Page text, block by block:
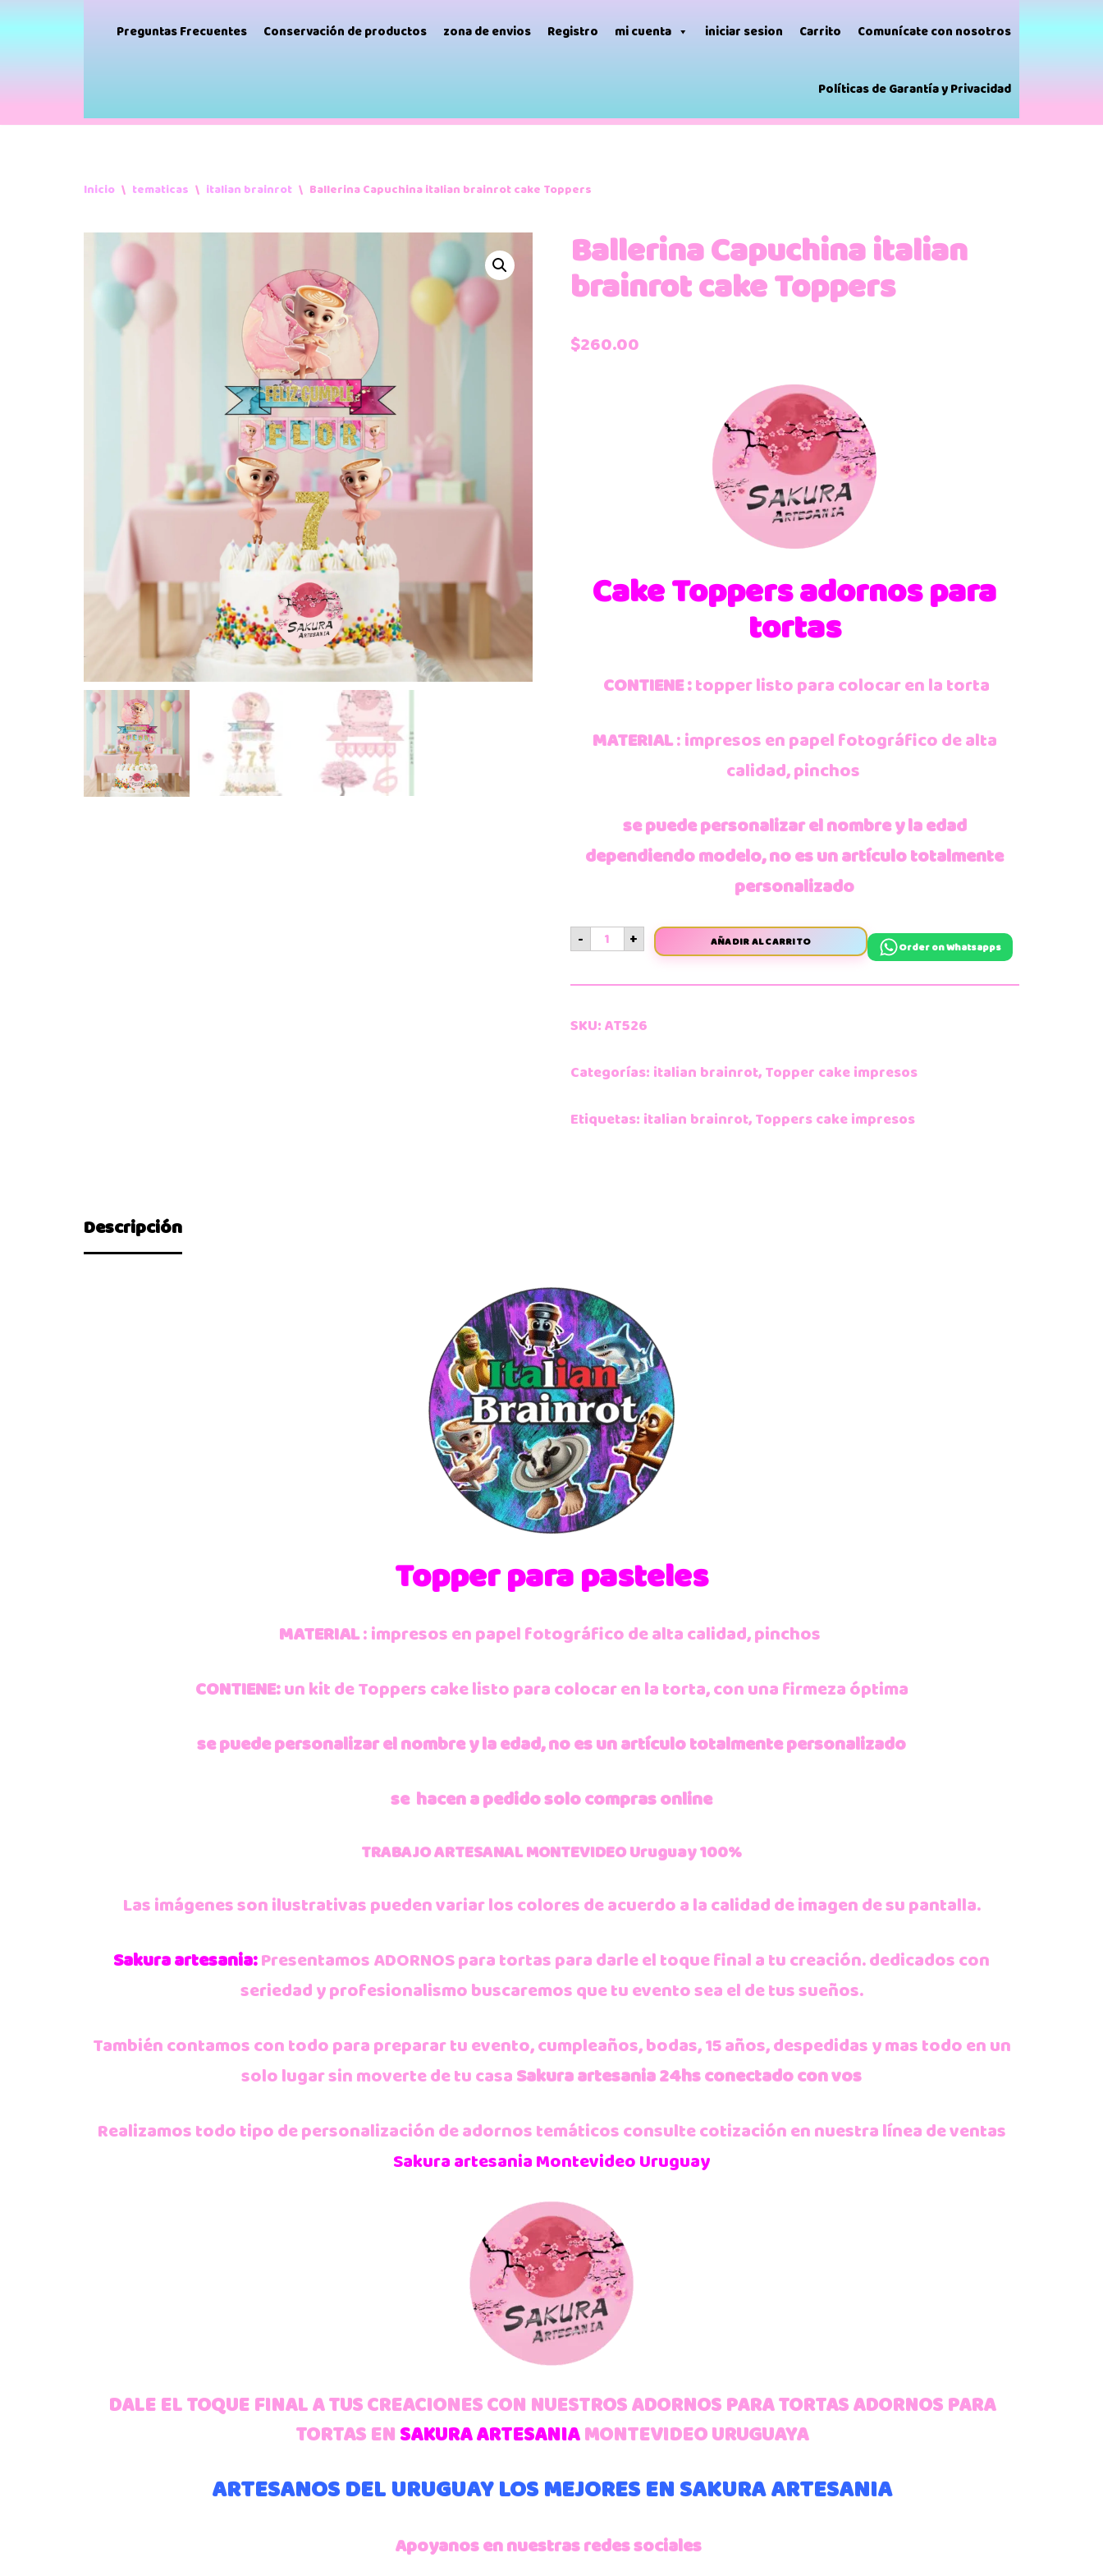
Preguntas Frecuentes Conservación de productos zona de envios Registro mi cuenta iniciar sesion Carrito Comunícate con nosotros
Políticas de Garantía y Privacidad
Inicio \ tematicas \ italian brainrot \ Ballerina Capuchina italian brainrot cake Toppers
Ballerina Capuchina italian
brainrot cake Toppers
$260.00
Cake Toppersadornos para
tortas
CONTIENE :topper listo para colocar en la torta
MATERIAL: impresos en papel fotográfico de alta
calidad, pinchos
se puede personalizar el nombre y la edad
dependiendo modelo, no es un artículo totalmente
personalizado
- + AÑADIR AL CARRITO Order on Whatsapps
SKU:AT526
Categorías: italian brainrot,Topper cake impresos
Etiquetas: italian brainrot,Toppers cake impresos
Descripción
Topper para pasteles
MATERIAL: impresos en papel fotográfico de alta calidad, pinchos
CONTIENE:un kit de Toppers cake listo para colocar en la torta, con una firmeza óptima
se puede personalizar el nombre y la edad, no es un artículo totalmente personalizado
se hacen a pedido solo compras online
TRABAJO ARTESANAL MONTEVIDEO Uruguay 100%
Las imágenes son ilustrativas pueden variar los colores de acuerdo a la calidad de imagen de su pantalla.
Sakura artesania:Presentamos ADORNOS para tortas para darle el toque final a tu creación.dedicados con
seriedad y profesionalismobuscaremos que tu evento sea el de tus sueños.
También contamos con todo para preparar tu evento, cumpleaños, bodas, 15 años, despedidas y mas todo en un
solo lugar sin moverte de tu casaSakura artesania 24hs conectado con vos
Realizamos todo tipo de personalización de adornos temáticos consulte cotización en nuestra línea de ventas
Sakura artesania Montevideo Uruguay
DALE EL TOQUE FINAL A TUS CREACIONES CON NUESTROS ADORNOS PARA TORTAS ADORNOS PARA
TORTAS ENSAKURA ARTESANIAMONTEVIDEO URUGUAYA
ARTESANOS DEL URUGUAY LOS MEJORES EN SAKURA ARTESANIA
Apoyanos en nuestras redes sociales